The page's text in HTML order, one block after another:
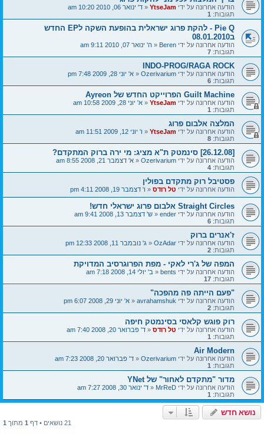
הודעה אחרונה על ידי YtseJam
« ד' ינואר 06, 2010 10:20 am
תגובות: 1
Pie Q - להקת פרוג ישראלית בהופעת השקה לEP החדש
ב08.01.2010
הודעה אחרונה על ידי Beren
« ה' ינואר 07, 2010 9:11 am
תגובות: 7
INDO-PROG/RAGA ROCK
הודעה אחרונה על ידי Ozerivarium
« א' יוני 28, 2009 7:48 pm
תגובות: 6
Guilt Machine הפרוייקט החדש של Ayreon
הודעה אחרונה על ידי YtseJam
« א' יוני 28, 2009 10:58 am
תגובות: 1
המלצה אלבום פרוג
הודעה אחרונה על ידי YtseJam
« ו' יוני 12, 2009 11:51 am
תגובות: 8
[26.12.08] סינמטק ת"א מציג: מי ירה ברוק המתקדם?
הודעה אחרונה על ידי Ozerivarium
« א' דצמבר 21, 2008 8:55 am
תגובות: 4
פסטיבל רוק מתקדם בפולין
הודעה אחרונה על ידי טל רודס « ו' דצמבר 19, 2008 4:11 pm
Straight Circles אלבום פרוג ישראלי חדש!
הודעה אחרונה על ידי ender
« ש' דצמבר 13, 2008 9:41 am
תגובות: 6
ז'אנרים ברוק
הודעה אחרונה על ידי OzAdar
« ג' נובמבר 11, 2008 12:33 pm
תגובות: 2
המפה של ג'רי לאקי - מפת הפרוגרסיב המדויקת
הודעה אחרונה על ידי bents
« ב' יולי 14, 2008 7:18 am
תגובות: 17
"פעם הייתה פה מהפכה"
הודעה אחרונה על ידי avrahamshuk
« א' יוני 29, 2008 6:07 pm
תגובות: 2
רוק פוגש קלאסי בסינמטק חיפה
הודעה אחרונה על ידי טל רודס « ד' פברואר 20, 2008 7:40 am
תגובות: 1
Air Modern
הודעה אחרונה על ידי Ozerivarium
« ד' פברואר 20, 2008 7:23 am
תגובות: 1
מדור "מתקדם לאחור" של YNet
הודעה אחרונה על ידי MrReD
« ד' ינואר 30, 2008 7:27 am
תגובות: 1
נושא חדש
21 נושאים • דף 1 מתוך 1